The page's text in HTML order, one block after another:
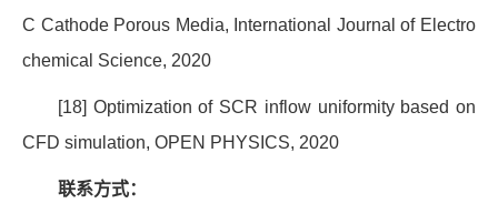
C Cathode Porous Media, International Journal of Electro
chemical Science, 2020
[18] Optimization of SCR inflow uniformity based on
CFD simulation, OPEN PHYSICS, 2020
联系方式：